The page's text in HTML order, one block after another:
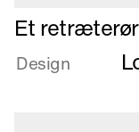
Læs
mere
om
Et retræterør
Design